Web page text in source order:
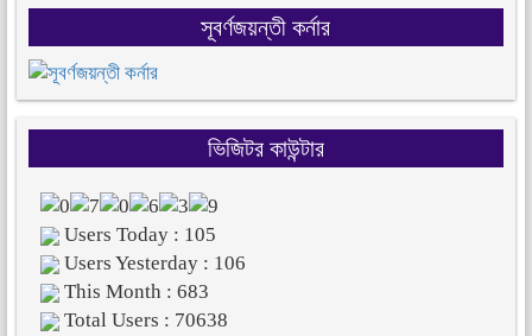
সূবর্ণজয়ন্তী কর্নার
ভিজিটর কাউন্টার
Users Today : 105
Users Yesterday : 106
This Month : 683
Total Users : 70638